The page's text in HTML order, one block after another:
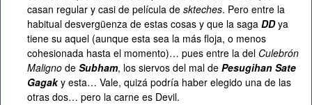
casan regular y casi de película de skteches. Pero entre la
habitual desvergüenza de estas cosas y que la saga DD ya
tiene su aquel (aunque esta sea la más floja, o menos
cohesionada hasta el momento)… pues entre la del Culebrón
Maligno de Subham, los siervos del mal de Pesugihan Sate
Gagaky esta… Vale, quizá podría haber elegido una de las
otras dos… pero la carne es Devil.